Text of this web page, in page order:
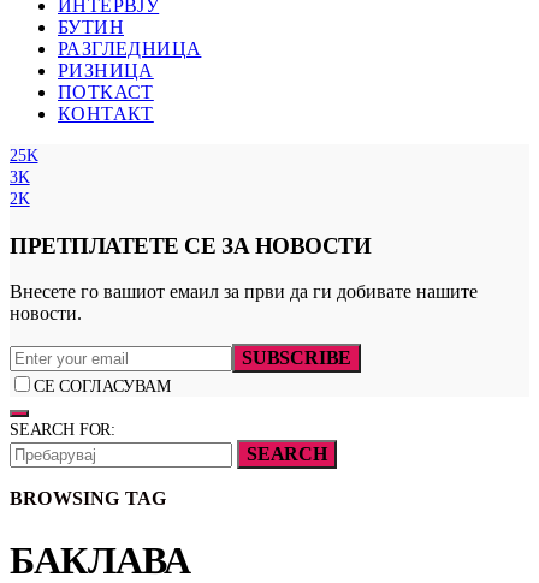
ИНТЕРВЈУ
БУТИН
РАЗГЛЕДНИЦА
РИЗНИЦА
ПОТКАСТ
КОНТАКТ
25K
3K
2K
ПРЕТПЛАТЕТЕ СЕ ЗА НОВОСТИ
Внесете го вашиот емаил за први да ги добивате нашите
новости.
SUBSCRIBE
СЕ СОГЛАСУВАМ
SEARCH FOR:
SEARCH
BROWSING TAG
БАКЛАВА